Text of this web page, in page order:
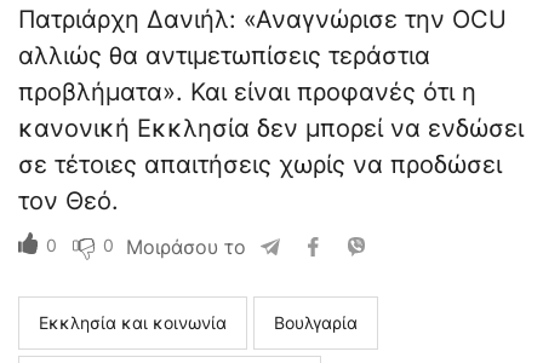
Πατριάρχη Δανιήλ: «Αναγνώρισε την OCU
αλλιώς θα αντιμετωπίσεις τεράστια
προβλήματα». Και είναι προφανές ότι η
κανονική Εκκλησία δεν μπορεί να ενδώσει
σε τέτοιες απαιτήσεις χωρίς να προδώσει
τον Θεό.
0 0 Μοιράσου το
Εκκλησία και κοινωνία Βουλγαρία